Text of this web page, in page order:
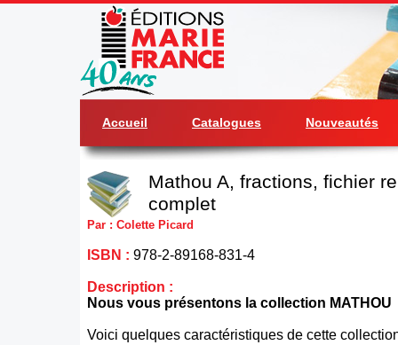
Accueil Catalogues Nouveautés
Mathou A, fractions, fichier
complet
Par : Colette Picard
ISBN : 978-2-89168-831-4
Description :
Nous vous présentons la collection MATHOU
Voici quelques caractéristiques de cette